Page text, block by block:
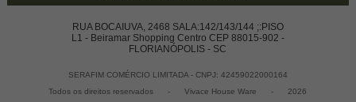
RUA BOCAIUVA, 2468 SALA:142/143/144 ;:PISO
L1 - Beiramar Shopping Centro CEP 88015-902 -
FLORIANÓPOLIS - SC
SERAFIM COMÉRCIO LIMITADA - CNPJ: 42459022000164
Todos os direitos reservados
- Vivace House Ware - 2026